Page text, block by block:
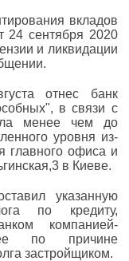
вкладов
24 сентября 2020
и ликвидации
отнес банк
в связи с
менее чем до
уровня из-
главного офиса и
в Киеве.
указанную
по кредиту,
компанией-
по причине
застройщиком.